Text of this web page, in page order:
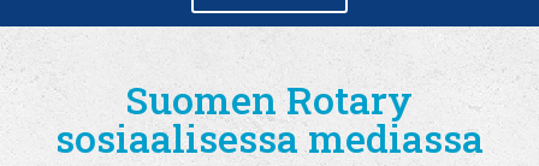
Suomen Rotary
sosiaalisessa mediassa